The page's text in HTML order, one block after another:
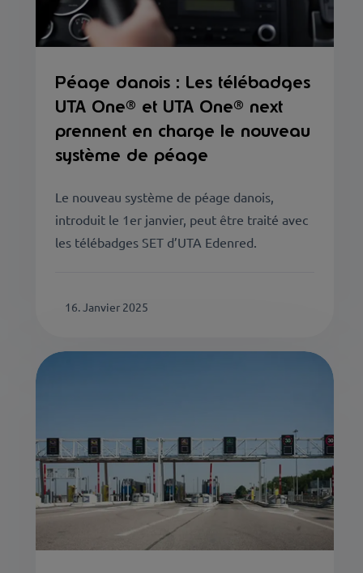
Péage danois : Les télébadges
UTA One® et UTA One® next
prennent en charge le nouveau
système de péage
Le nouveau système de péage danois,
introduit le 1er janvier, peut être traité avec
les télébadges SET d’UTA Edenred.
16. Janvier 2025